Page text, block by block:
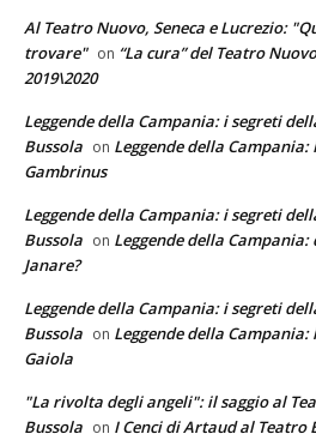
Al Teatro Nuovo, Seneca e Lucrezio:
trovare" on “La cura” del Teatro
2019\2020
Leggende della Campania: i segreti
Bussola on Leggende della
Gambrinus
Leggende della Campania: i segreti
Bussola on Leggende della Campania:
Janare?
Leggende della Campania: i segreti
Bussola on Leggende della
Gaiola
"La rivolta degli angeli": il saggio al
Bussola on I Cenci di Artaud al